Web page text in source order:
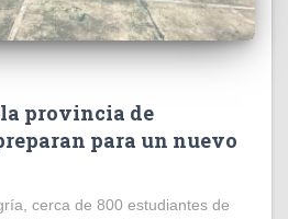
provincia de
para un nuevo
cerca de 800 estudiantes de